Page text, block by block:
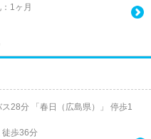
1ヶ月
ス28分 「春日（広島県）」 停歩1
徒歩36分